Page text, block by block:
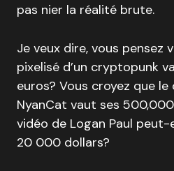
pas nier la réalité brute.
Je veux dire, vous pensez
pixelisé d’un cryptopunk
euros? Vous croyez que
NyanCat vaut ses
vidéo de Logan Paul
20 000 dollars?